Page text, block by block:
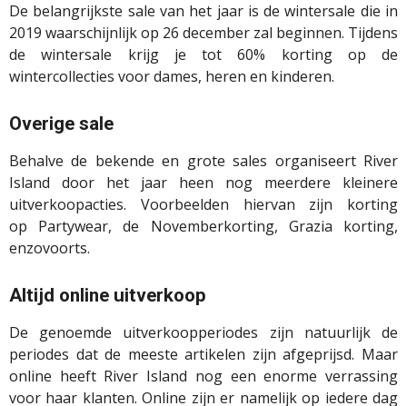
De belangrijkste sale van het jaar is de wintersale die in
2019 waarschijnlijk op 26 december zal beginnen. Tijdens
de wintersale krijg je tot 60% korting op de
wintercollecties voor dames, heren en kinderen.
Overige sale
Behalve de bekende en grote sales organiseert River
Island door het jaar heen nog meerdere kleinere
uitverkoopacties. Voorbeelden hiervan zijn korting
op
Partywear, de Novemberkorting, Grazia
korting,
enzovoorts.
Altijd online uitverkoop
De genoemde uitverkoopperiodes zijn natuurlijk de
periodes dat de meeste artikelen zijn afgeprijsd. Maar
online heeft River Island nog een enorme verrassing
voor haar klanten. Online zijn er namelijk op iedere dag